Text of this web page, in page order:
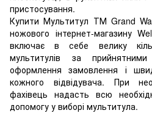
пристосування.
Купити Мультитул ТМ Grand
ножового інтернет-магазину
включає в себе велику
мультитулів за
оформлення замовлення і
кожного відвідувача. При
фахівець надасть всю
допомогу у виборі мультитула.